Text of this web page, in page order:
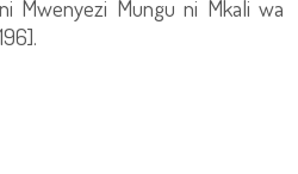
Mwenyezi Mungu ni Mkali wa